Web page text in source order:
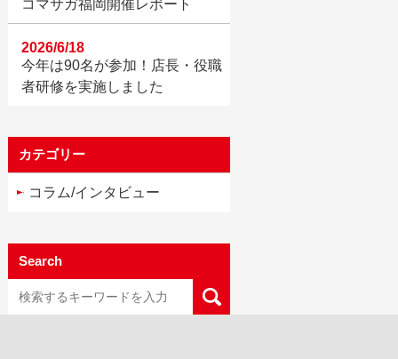
コマサガ福岡開催レポート
今年は90名が参加！店長・役職
者研修を実施しました
2026/6/18
カテゴリー
コラム/インタビュー
Search